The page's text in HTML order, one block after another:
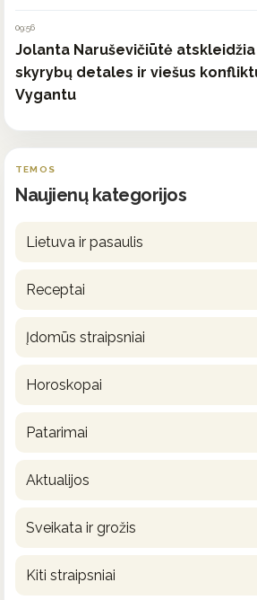
09:56
Jolanta Naruševičiūtė atskleidžia
skyrybų detales ir viešus
Vygantu
TEMOS
Naujienų kategorijos
Lietuva ir pasaulis
Receptai
Įdomūs straipsniai
Horoskopai
Patarimai
Aktualijos
Sveikata ir grožis
Kiti straipsniai